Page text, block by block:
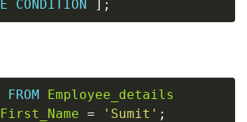
CONDITION ] ;
FROM
Employee_details
First_Name = 'Sumit' ;